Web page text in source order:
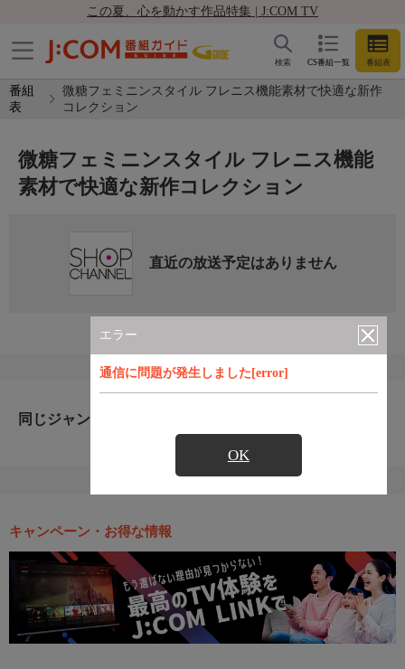
この夏、心を動かす作品特集 | J:COM TV
CS番組一覧 番組表
検索
番組
表
微糖フェミニンスタイル フレニス機能素材で快適な新作
コレクション
エラー
通信に問題が発生しました[error]
OK
微糖フェミニンスタイル フレニス機能
素材で快適な新作コレクション
直近の放送予定はありません
同じジャンルのおすすめ番組
キャンペーン・お得な情報